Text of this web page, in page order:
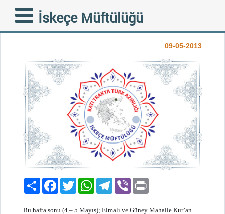
İskeçe Müftülüğü
HATİM MERASİMLERİ
DEVAM EDİYOR
09-05-2013
PaylaşFacebook
TwitterWhatsAppTelegram
Viber
Bu hafta sonu (4 – 5 Mayıs); Elmalı ve Güney Mahalle Kur’an